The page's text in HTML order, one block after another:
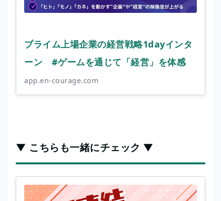
プライム上場企業の経営戦略1dayインタ
ーン #ゲームを通じて「経営」を体感
app.en-courage.com
▼ こちらも一緒にチェック ▼